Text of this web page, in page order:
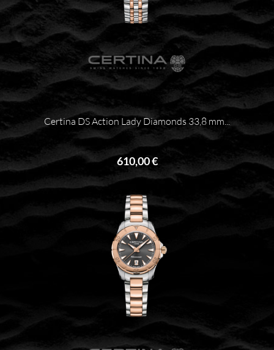
Certina DS Action Lady Diamonds 33,8 mm...
610,00 €